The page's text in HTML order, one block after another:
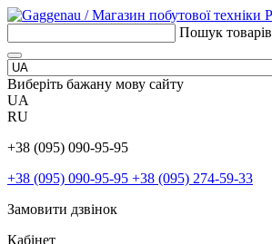
Пошук товарів
Виберіть бажану мову сайту
UA
RU
+38 (095) 090-95-95
+38 (095) 090-95-95 +38 (095) 274-59-33
Замовити дзвінок
Кабінет